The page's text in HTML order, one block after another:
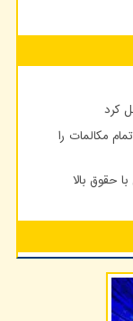
مکالمات را
حقوق بالا